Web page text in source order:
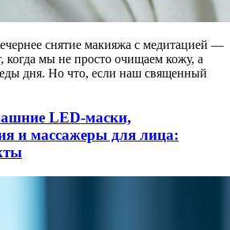
снятие макияжа с медитацией —
когда мы не просто очищаем кожу, а
дня. Но что, если наш священный
LED-маски,
и массажеры для лица: